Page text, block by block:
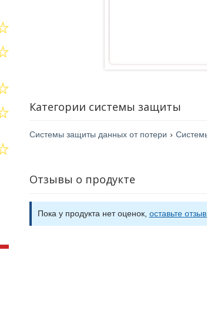
Категории системы защиты
Системы защиты данных от потери ›
Отзывы о продукте
Пока у продукта нет оценок, оставьте